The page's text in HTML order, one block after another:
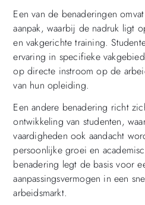
Een van de benaderingen
aanpak, waarbij de nadruk ligt
en vakgerichte training.
ervaring in specifieke
op directe instroom op de
van hun opleiding.
Een andere benadering richt
ontwikkeling van studenten,
vaardigheden ook aandacht
persoonlijke groei en
benadering legt de basis voor
aanpassingsvermogen in een
arbeidsmarkt.